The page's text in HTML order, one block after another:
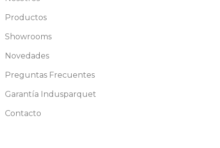
Productos
Showrooms
Novedades
Preguntas Frecuentes
Garantía Indusparquet
Contacto